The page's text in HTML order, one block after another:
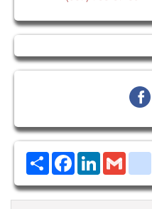
РесурсFacebook
LinkedInGmail